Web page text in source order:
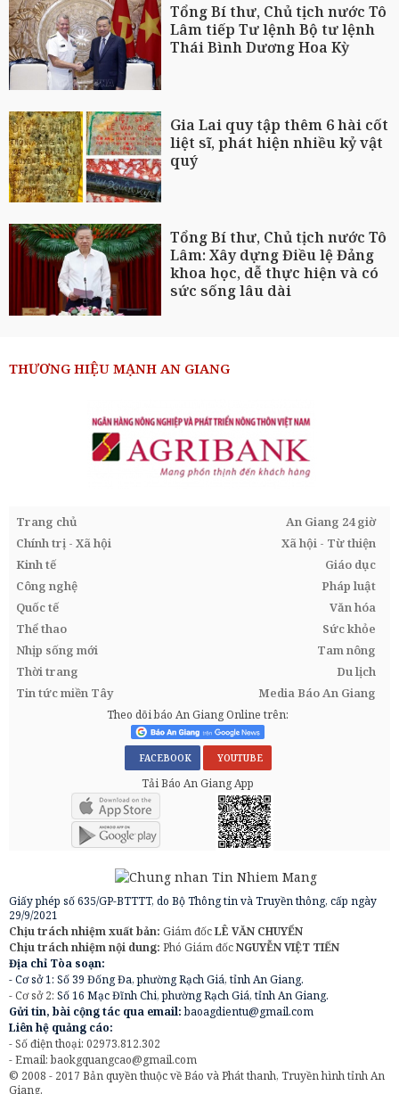
Tổng Bí thư, Chủ tịch nước Tô
Lâm tiếp Tư lệnh Bộ tư lệnh
Thái Bình Dương Hoa Kỳ
Gia Lai quy tập thêm 6 hài cốt
liệt sĩ, phát hiện nhiều kỷ vật
quý
Tổng Bí thư, Chủ tịch nước Tô
Lâm: Xây dựng Điều lệ Đảng
khoa học, dễ thực hiện và có
sức sống lâu dài
THƯƠNG HIỆU MẠNH AN GIANG
Trang chủ
An Giang 24 giờ
Chính trị - Xã hội
Xã hội - Từ thiện
Kinh tế
Giáo dục
Công nghệ
Pháp luật
Quốc tế
Văn hóa
Thể thao
Sức khỏe
Nhịp sống mới
Tam nông
Thời trang
Du lịch
Tin tức miền Tây
Media Báo An Giang
Theo dõi báo An Giang Online trên:
FACEBOOK YOUTUBE
Tải Báo An Giang App
Giấy phép số 635/GP-BTTTT, do Bộ Thông tin và Truyền thông, cấp ngày
29/9/2021
Chịu trách nhiệm xuất bản: Giám đốcLÊ VĂN CHUYỂN
Chịu trách nhiệm nội dung: Phó Giám đốcNGUYỄN VIỆT TIẾN
Địa chỉ Tòa soạn:
- Cơ sở 1: Số 39 Đống Đa, phường Rạch Giá, tỉnh An Giang.
- Cơ sở 2: Số 16 Mạc Đĩnh Chi, phường Rạch Giá, tỉnh An Giang.
Gửi tin, bài cộng tác qua email:baoagdientu@gmail.com
Liên hệ quảng cáo:
- Số điện thoại: 02973.812.302
- Email:baokgquangcao@gmail.com
© 2008 - 2017 Bản quyền thuộc về Báo và Phát thanh, Truyền hình tỉnh An
Giang.